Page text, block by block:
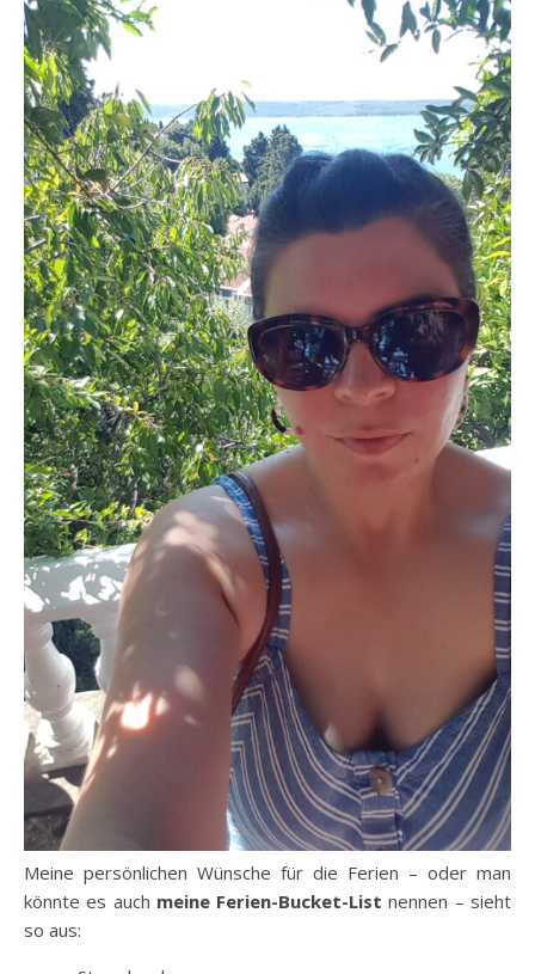
Meine persönlichen Wünsche für die Ferien – oder man
könnte es auch meine Ferien-Bucket-List nennen – sieht
so aus: